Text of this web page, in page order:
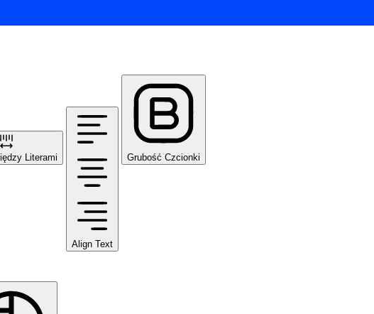
Literami
Align Text
Grubość Czcionki